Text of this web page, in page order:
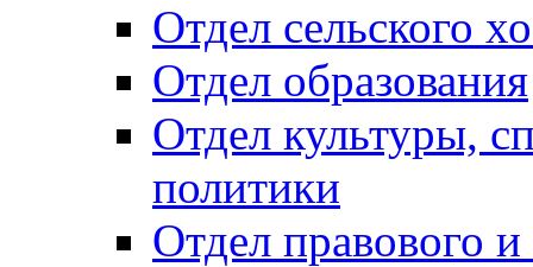
Отдел сельского
Отдел образования
Отдел культуры,
политики
Отдел правового